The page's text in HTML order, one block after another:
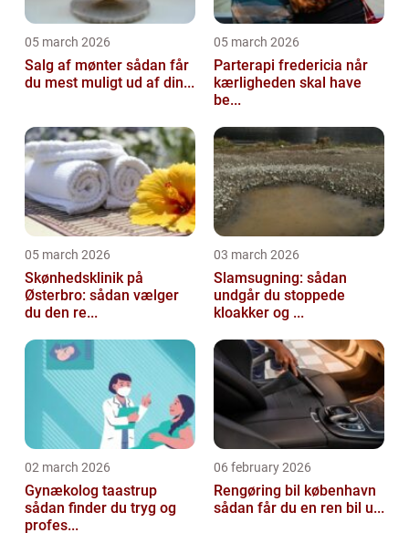
05 march 2026
Salg af mønter sådan får
du mest muligt ud af din...
05 march 2026
Parterapi fredericia når
kærligheden skal have
be...
05 march 2026
Skønhedsklinik på
Østerbro: sådan vælger
du den re...
03 march 2026
Slamsugning: sådan
undgår du stoppede
kloakker og ...
02 march 2026
Gynækolog taastrup
sådan finder du tryg og
profes...
06 february 2026
Rengøring bil københavn
sådan får du en ren bil u...